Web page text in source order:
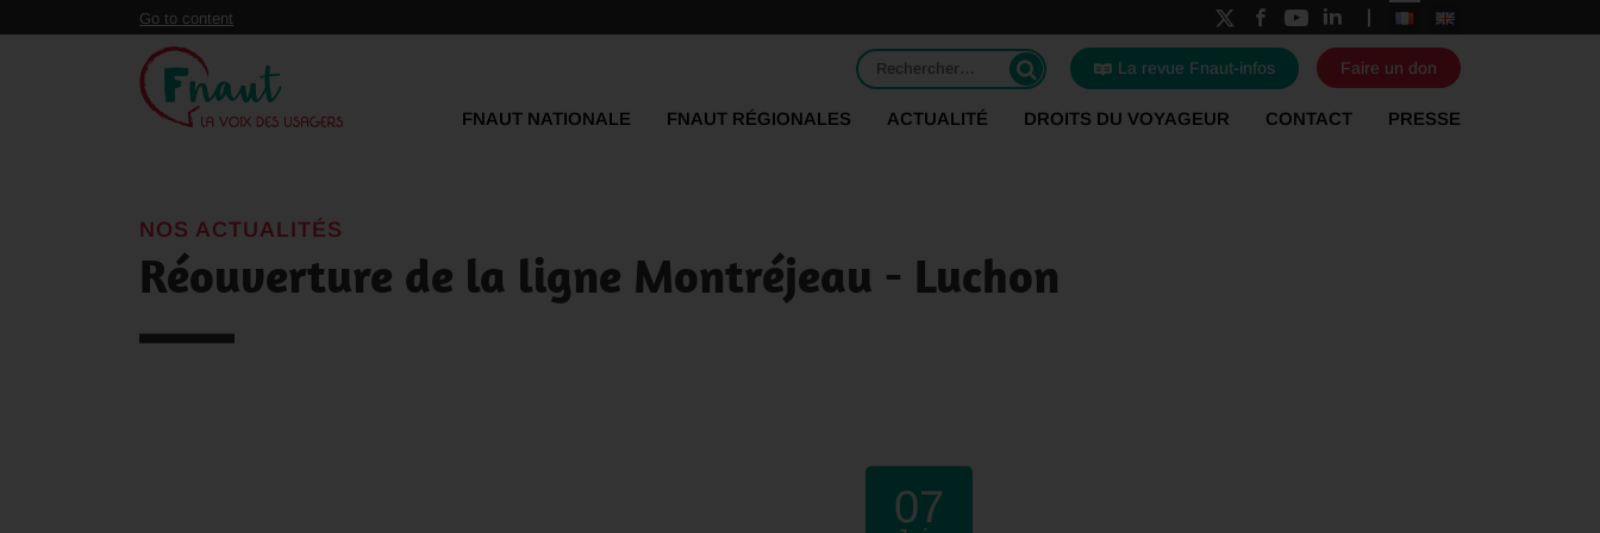
Panneau de gestion des cookies
Go to content
Rechercher : La revue Fnaut-infos Faire un don
FNAUT NATIONALE FNAUT RÉGIONALES ACTUALITÉ DROITS DU VOYAGEUR CONTACT PRESSE
NOS ACTUALITÉS
Réouverture de la ligne Montréjeau - Luchon
07